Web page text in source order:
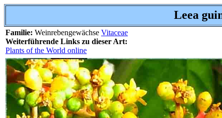
Leea
Familie: Weinrebengewächse Vitaceae
Weiterführende Links zu dieser Art:
Plants of the World online